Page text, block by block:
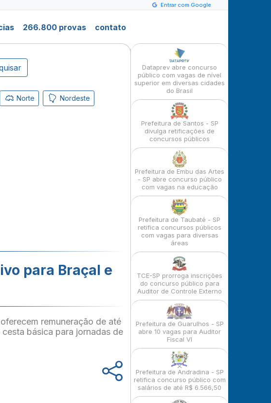
Entrar com Google
266.800 provas contato
Norte Nordeste
para Braçal e
remuneração de até
básica para jornadas de
Dataprev abre concurso
público com vagas de nível
superior em diversas cidades
do Brasil
Prefeitura de Santos - SP
divulga retificações de
concursos públicos
Prefeitura de Embu das Artes
- SP abre concurso público
com vagas na educação
Prefeitura de Taubaté - SP
retifica concursos públicos
com vagas para diversas
áreas
TCE-SP prorroga inscrições
do concurso público para
Auditor de Controle Externo
Prefeitura de Guarulhos - SP
abre 10 vagas para Auditor
Fiscal VI
Prefeitura de Andradina - SP
retifica concurso público com
salários de até R$ 6.566,50